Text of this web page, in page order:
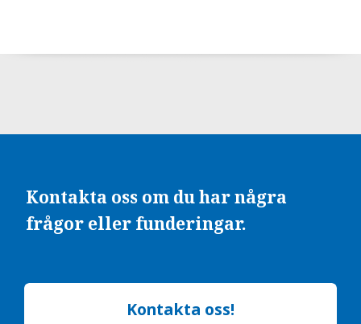
Kontakta oss om du har några
frågor eller funderingar.
Kontakta oss!